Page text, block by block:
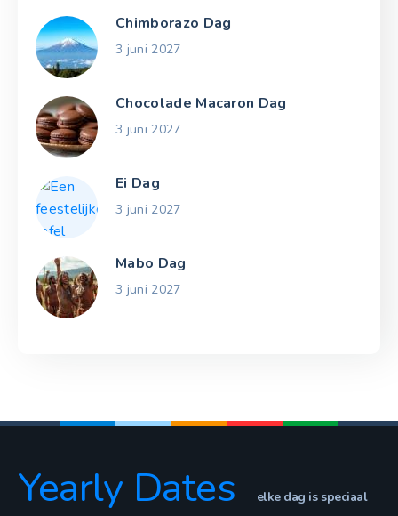
Chimborazo Dag
3 juni 2027
Chocolade Macaron Dag
3 juni 2027
Ei Dag
3 juni 2027
Mabo Dag
3 juni 2027
Yearly Dates elke dag is speciaal